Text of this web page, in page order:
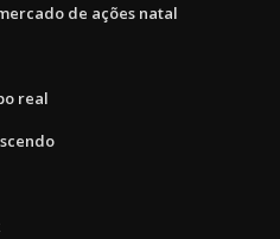
de ações natal
real